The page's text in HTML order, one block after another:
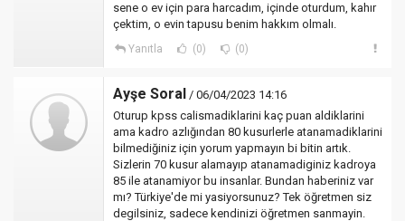
sene o ev için para harcadım, içinde oturdum, kahır
çektim, o evin tapusu benim hakkım olmalı.
Yanıtla (0) (0)
Ayşe Soral / 06/04/2023 14:16
Oturup kpss calismadiklarini kaç puan aldiklarini
ama kadro azlığından 80 kusurlerle atanamadiklarini
bilmediğiniz için yorum yapmayın bi bitin artık.
Sizlerin 70 kusur alamayıp atanamadiginiz kadroya
85 ile atanamiyor bu insanlar. Bundan haberiniz var
mı? Türkiye'de mi yasiyorsunuz? Tek öğretmen siz
degilsiniz, sadece kendinizi öğretmen sanmayin.